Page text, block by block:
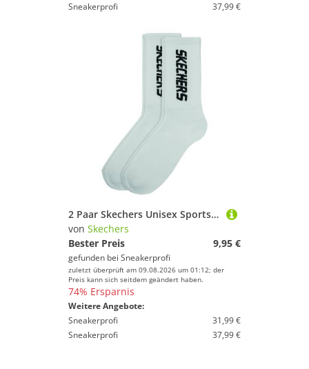
Sneakerprofi
37,99 €
2 Paar Skechers Unisex Sportsocken Tennissocken cushioned line Socken SK41042
von Skechers
Bester Preis
9,95 €
gefunden bei Sneakerprofi
zuletzt überprüft am 09.08.2026 um 01:12; der
Preis kann sich seitdem geändert haben.
74% Ersparnis
Weitere Angebote:
Sneakerprofi
31,99 €
Sneakerprofi
37,99 €